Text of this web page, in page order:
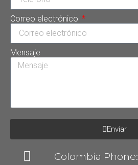
Correo electrónico
Mensaje
Enviar
Colombia Phone: